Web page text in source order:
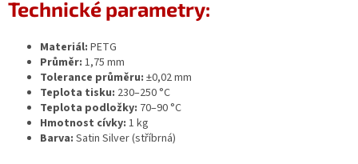
Technické parametry:
Materiál: PETG
Průměr: 1,75 mm
Tolerance průměru: ±0,02 mm
Teplota tisku: 230–250 °C
Teplota podložky: 70–90 °C
Hmotnost cívky: 1 kg
Barva: Satin Silver (stříbrná)